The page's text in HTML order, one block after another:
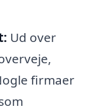
Ud over
firmaer